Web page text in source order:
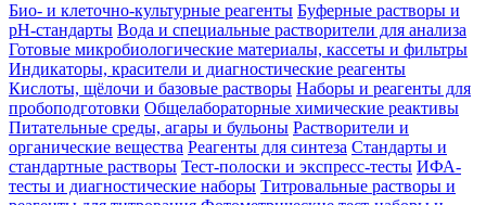
Био- и клеточно-культурные реагенты Буферные растворы и
pH-стандарты Вода и специальные растворители для анализа
Готовые микробиологические материалы, кассеты и фильтры
Индикаторы, красители и диагностические реагенты
Кислоты, щёлочи и базовые растворы Наборы и реагенты для
пробоподготовки Общелабораторные химические реактивы
Питательные среды, агары и бульоны Растворители и
органические вещества Реагенты для синтеза Стандарты и
стандартные растворы Тест-полоски и экспресс-тесты ИФА-
тесты и диагностические наборы Титровальные растворы и